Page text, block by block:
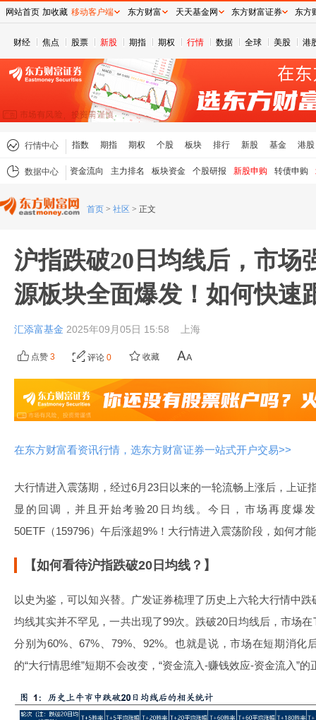
财经 焦点 股票 新股 期指 期权 行情 数据 全球 美股 港
行情中心 指数 期指 期权 个股 板块 排行 新股 基金 港股
数据中心 资金流向 主力排名 板块资金 个股研报 新股申购 转债申购
首页 > 社区 > 正文
沪指跌破20日均线后，市场
源板块全面爆发！如何快速
汇添富基金 2025年09月05日 15:58 上海
点赞 3 评论 0 收藏
在东方财富看资讯行情，选东方财富证券一站式开户交易>>
大行情进入震荡期，经过6月23日以来的一轮流畅上涨后，上证
显的回调，并且开始考验20日均线。今日，市场再度爆
50ETF（159796）午后涨超9%！大行情进入震荡阶段，如何才
【如何看待沪指跌破20日均线？】
以史为鉴，可以知兴替。广发证券梳理了历史上六轮大行情中
均线其实并不罕见，一共出现了99次。跌破20日均线后，市场
分别为60%、67%、79%、92%。也就是说，市场在短期消化
的“大行情思维”短期不会改变，“资金流入-赚钱效应-资金流入”
网站首页 加收藏 移动客户端 东方财富 天天基金网 东方财富证券 东方